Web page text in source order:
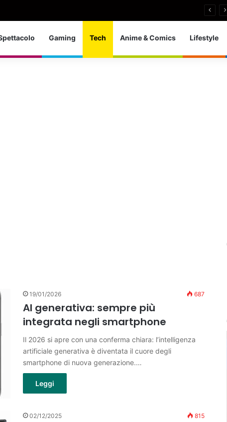
si ritira: So che è arrivato il momento giusto
Gaming Tech Anime & Comics Lifestyle
19/01/2026 687
AI generativa: sempre più
integrata negli smartphone
Il 2026 si apre con una conferma chiara: l’intelligenza
artificiale generativa è diventata il cuore degli
smartphone di nuova generazione.…
Leggi
02/12/2025 815